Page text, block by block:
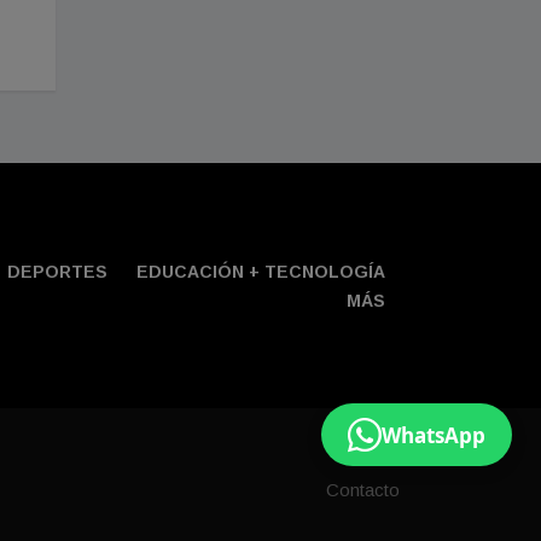
WhatsApp
DEPORTES
EDUCACIÓN + TECNOLOGÍ­A
MÁS
Contacto